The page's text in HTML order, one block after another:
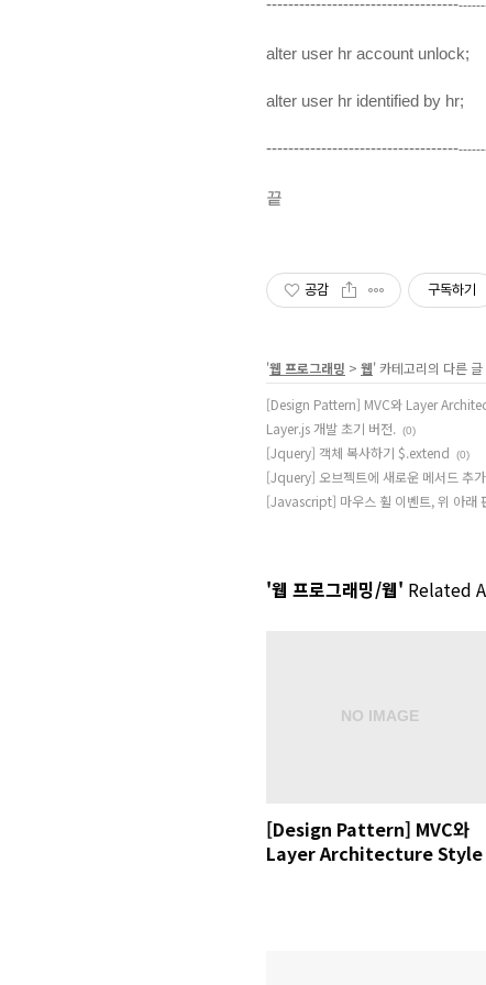
-----------------------------------
alter user hr account unlock;
alter user hr identified by hr;
-----------------------------------
끝
공감 구독하기
'웹 프로그래밍 > 웹' 카테고리의 다른 글
[Design Pattern] MVC와 Layer
Layer.js 개발 초기 버전. (0)
[Jquery] 객체 복사하기 $.extend (0)
[Jquery] 오브젝트에 새로운 메서드 추
[Javascript] 마우스 휠 이벤트, 위 아래
'웹 프로그래밍/웹' Related
[Design Pattern] MVC와
Layer Architecture Style